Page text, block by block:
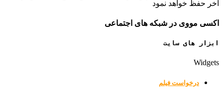
آخر حفظ خواهد نمود
اکسی مووی در شبکه های اجتماعی
ابزار های سایت
Widgets
درخواست فیلم